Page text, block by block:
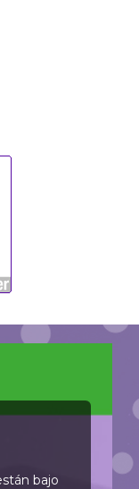
bajo